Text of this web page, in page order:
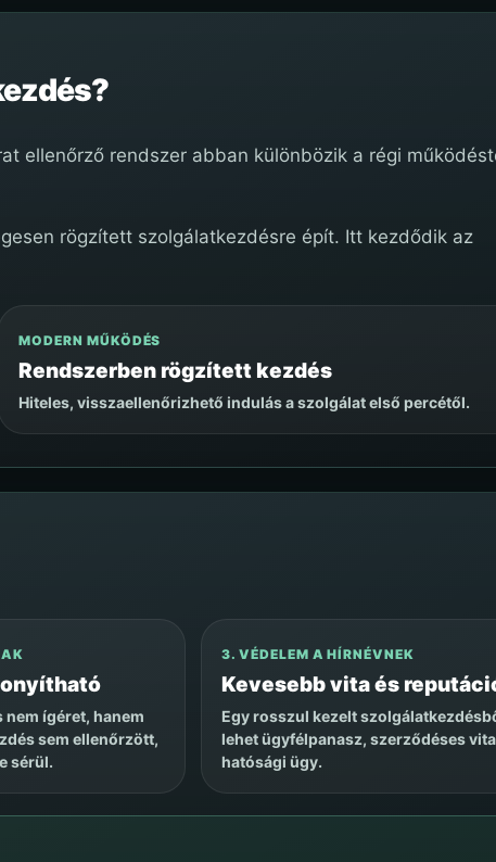
ellenőrző rendszer abban különbözik a régi
rögzített szolgálatkezdésre épít. Itt kezdődik az
MODERN MŰKÖDÉS
Rendszerben rögzített kezdés
Hiteles, visszaellenőrizhető indulás a szolgálat első percétől.
ígéret, hanem
sem ellenőrzött,
sérül.
3. VÉDELEM A HÍRNÉVNEK
Kevesebb vita és
Egy rosszul kezelt
lehet ügyfélpanasz, szerződéses
hatósági ügy.